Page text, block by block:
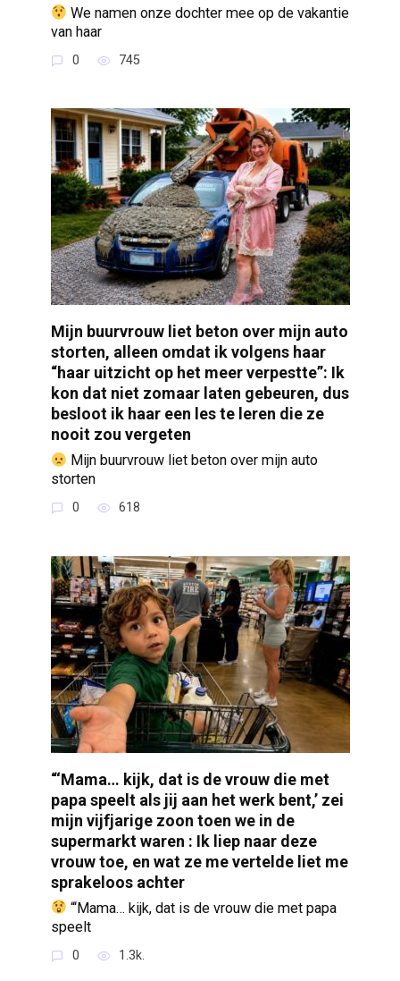
We namen onze dochter mee op de vakantie
van haar
0 745
Mijn buurvrouw liet beton over mijn auto
storten, alleen omdat ik volgens haar
“haar uitzicht op het meer verpestte”: Ik
kon dat niet zomaar laten gebeuren, dus
besloot ik haar een les te leren die ze
nooit zou vergeten
Mijn buurvrouw liet beton over mijn auto
storten
0 618
“‘Mama… kijk, dat is de vrouw die met
papa speelt als jij aan het werk bent,’ zei
mijn vijfjarige zoon toen we in de
supermarkt waren : Ik liep naar deze
vrouw toe, en wat ze me vertelde liet me
sprakeloos achter
“‘Mama… kijk, dat is de vrouw die met papa
speelt
0 1.3k.